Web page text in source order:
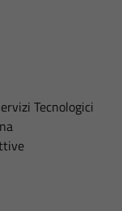
Tecnologici